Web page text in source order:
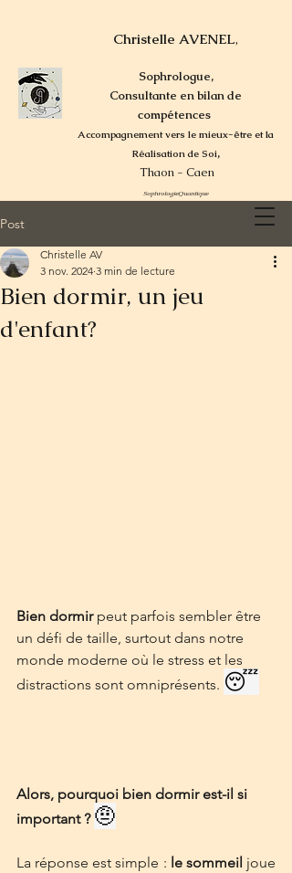
Christelle AVENEL,
Sophrologue,
Consultante en bilan de
compétences
Accompagnement vers le mieux-être et la
Réalisation de Soi,
Thaon - Caen
SophrologieQuantique
Post
Bien dormir, un jeu
d'enfant?
Christelle AV
3 nov. 2024 3 min de lecture
Bien dormir peut parfois sembler être
un défi de taille, surtout dans notre
monde moderne où le stress et les
distractions sont omniprésents. 😴
Alors, pourquoi bien dormir est-il si
important ? 🤨
La réponse est simple : le sommeil joue